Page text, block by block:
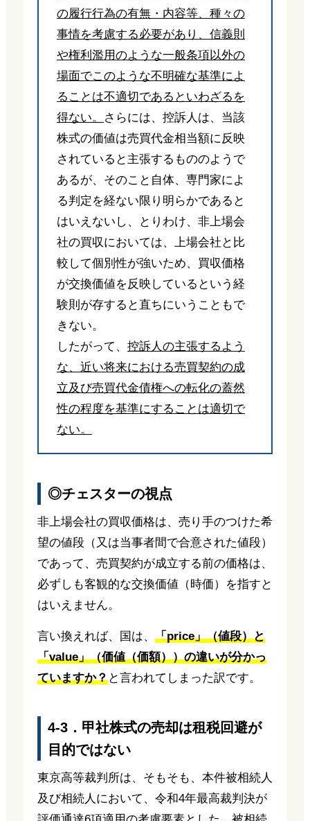
の履行行為の有無・内容等、種々の
事情を考慮する必要があり、信義則
や権利濫用のような一般条項以外の
場面でこのような不明確な基準によ
ることは不適切であるといわざるを
得ない。
さらには、控訴人は、当該
株式の価値は売買代金相当額に反映
されていると主張するもののようで
あるが、そのこと自体、専門家によ
る判定を経ない限り明らかであると
はいえないし、とりわけ、非上場会
社の買収においては、上場会社と比
較して個別性が強いため、買収価格
が交換価値を反映しているという経
験則が存すると直ちにいうこともで
きない。
したがって、 控訴人の主張するよう
な、近い将来における売買契約の成
立及び売買代金債権への転化の蓋然
性の程度を基準にすることは適切で
ない。
◎チェスターの視点
非上場会社の買収価格は、売り手のつけた希
望の値段（又は当事者間で合意された値段）
であって、売買契約が成立する前の価格は、
必ずしも客観的な交換価値（時価）を指すと
はいえません。
言い換えれば、国は、 「price」（値段）と
「value」（価値（価額））の違いが分かっ
ていますか？と言われてしまった訳です。
4-3．甲社株式の売却は租税回避が
目的ではない
東京高等裁判所は、そもそも、本件被相続人
及び相続人において、令和4年最高裁判決が